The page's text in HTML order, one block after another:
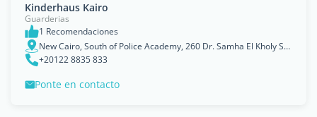
Kinderhaus Kairo
Guarderias
1 Recomendaciones
New Cairo, South of Police Academy, 260 Dr. Samha El Kholy Street.
+20122 8835 833
Ponte en contacto